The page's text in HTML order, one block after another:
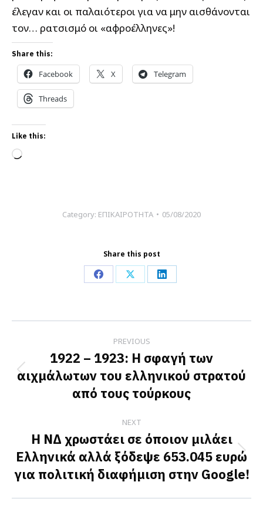
έλεγαν και οι παλαιότεροι για να μην αισθάνονται
τον… ρατσισμό οι «αφροέλληνες»!
Share this:
Facebook X Telegram
Threads
Like this:
Loading…
Category: ΕΠΙΚΑΙΡΟΤΗΤΑ 05/08/2020
Share this post
Share
Facebook
Share
X
Share
LinkedIn
navigation
PREVIOUS
Previous
post:
1922 – 1923: Η σφαγή των
αιχμάλωτων του ελληνικού στρατού
από τους τούρκους
NEXT
Next
post:
H ΝΔ χρωστάει σε όποιον μιλάει
Ελληνικά αλλά ξόδεψε 653.045 ευρώ
για πολιτική διαφήμιση στην Google!